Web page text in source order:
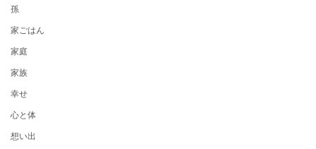
孫
家ごはん
家庭
家族
幸せ
心と体
想い出